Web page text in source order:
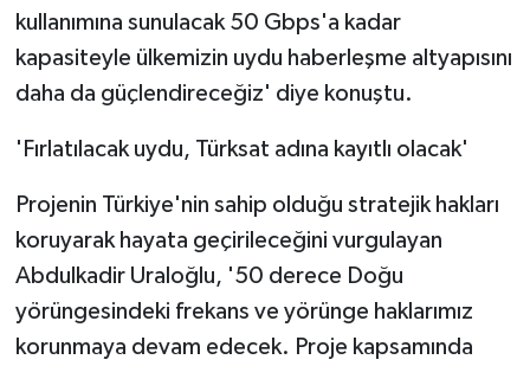
kullanımına sunulacak 50 Gbps'a kadar
kapasiteyle ülkemizin uydu haberleşme altyapısını
daha da güçlendireceğiz' diye konuştu.
'Fırlatılacak uydu, Türksat adına kayıtlı olacak'
Projenin Türkiye'nin sahip olduğu stratejik hakları
koruyarak hayata geçirileceğini vurgulayan
Abdulkadir Uraloğlu, '50 derece Doğu
yörüngesindeki frekans ve yörünge haklarımız
korunmaya devam edecek. Proje kapsamında